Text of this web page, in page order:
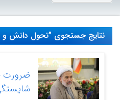
نتایج جستجوی "تحول دانش